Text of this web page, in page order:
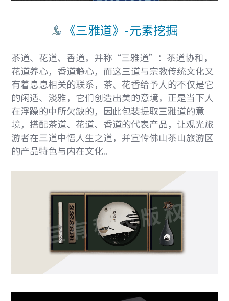
《三雅道》-元素挖掘
茶道、花道、香道，并称“三雅道”：茶道协和，
花道养心，香道静心，而这三道与宗教传统文化又
有着息息相关的联系，茶、花香给予人的不仅是它
的闲适、淡雅，它们创造出美的意境，正是当下人
在浮躁的中所欠缺的，因此包装提取三雅道的意
境，搭配茶道、花道、香道的代表产品，让观光旅
游者在三道中悟人生之道，并宣传佛山茶山旅游区
的产品特色与内在文化。